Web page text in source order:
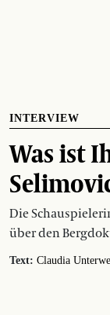
INTERVIEW
Was ist
Die
über den
Text: Claudia